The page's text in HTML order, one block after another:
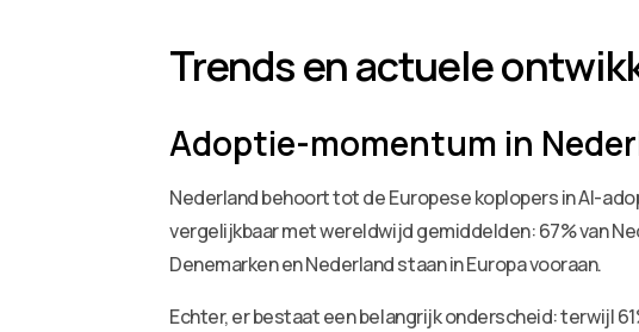
Trends en actuele
Adoptie-momentum in
Nederland behoort tot de Europese koplopers in AI-
vergelijkbaar met wereldwijd gemiddelden: 67% van
Denemarken en Nederland staan in Europa vooraan.
Echter, er bestaat een belangrijk onderscheid: terwijl